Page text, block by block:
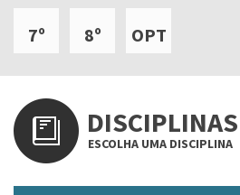
7º 8º OPT
DISCIPLINAS
ESCOLHA UMA DISCIPLINA